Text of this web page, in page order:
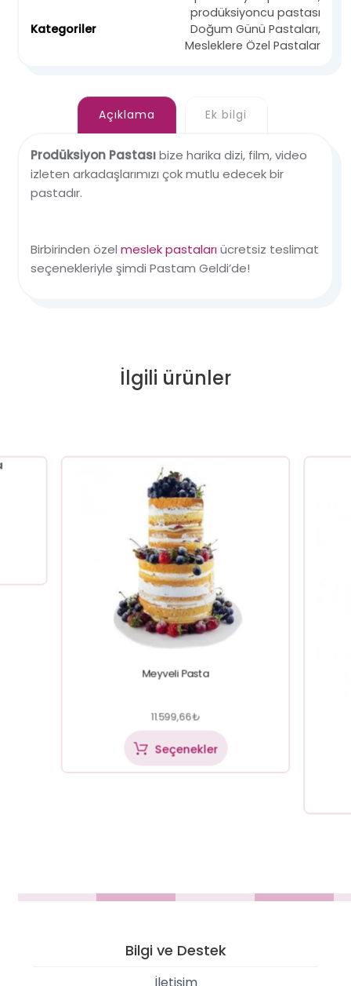
prodüksiyoncu pastası
Kategoriler
Doğum Günü Pastaları,
Mesleklere Özel Pastalar
Açıklama Ek bilgi
Prodüksiyon Pastasıbize harika dizi, film, video
izleten arkadaşlarımızı çok mutlu edecek bir
pastadır.
Birbirinden özelmeslek pastalarıücretsiz teslimat
seçenekleriyle şimdi Pastam Geldi’de!
İlgili ürünler
Meyveli Pasta
11.599,66₺
Seçenekler
Bilgi ve Destek